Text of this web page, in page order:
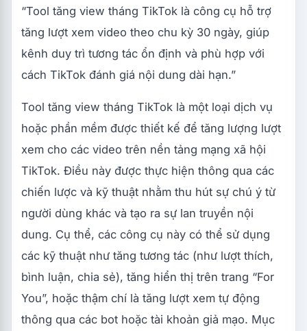
“Tool tăng view tháng TikTok là công cụ hỗ trợ
tăng lượt xem video theo chu kỳ 30 ngày, giúp
kênh duy trì tương tác ổn định và phù hợp với
cách TikTok đánh giá nội dung dài hạn.”
Tool tăng view tháng TikTok là một loại dịch vụ
hoặc phần mềm được thiết kế để tăng lượng lượt
xem cho các video trên nền tảng mạng xã hội
TikTok. Điều này được thực hiện thông qua các
chiến lược và kỹ thuật nhằm thu hút sự chú ý từ
người dùng khác và tạo ra sự lan truyền nội
dung. Cụ thể, các công cụ này có thể sử dụng
các kỹ thuật như tăng tương tác (như lượt thích,
bình luận, chia sẻ), tăng hiển thị trên trang “For
You”, hoặc thậm chí là tăng lượt xem tự động
thông qua các bot hoặc tài khoản giả mạo. Mục